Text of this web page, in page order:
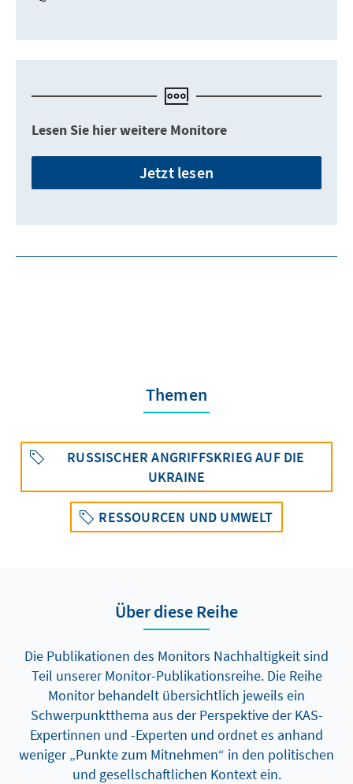
Lesen Sie hier weitere Monitore
Jetzt lesen
Themen
RUSSISCHER ANGRIFFSKRIEG AUF DIE
UKRAINE
RESSOURCEN UND UMWELT
Über diese Reihe
Die Publikationen des Monitors Nachhaltigkeit sind
Teil unserer Monitor-Publikationsreihe. Die Reihe
Monitor behandelt übersichtlich jeweils ein
Schwerpunktthema aus der Perspektive der KAS-
Expertinnen und -Experten und ordnet es anhand
weniger „Punkte zum Mitnehmen“ in den politischen
und gesellschaftlichen Kontext ein.